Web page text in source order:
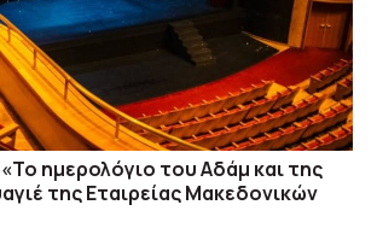
ημερολόγιο του Αδάμ και της
της Εταιρείας Mακεδονικών